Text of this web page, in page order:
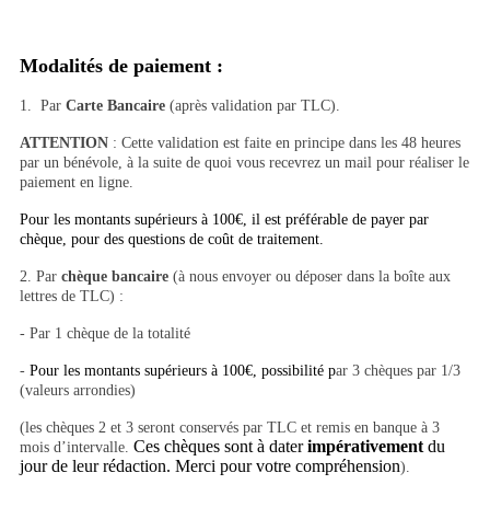
Modalités de paiement :
1. Par Carte Bancaire (après validation par TLC).
ATTENTION : Cette validation est faite en principe dans les 48 heures
par un bénévole, à la suite de quoi vous recevrez un mail pour réaliser le
paiement en ligne.
Pour les montants supérieurs à 100€, il est préférable de payer par
chèque, pour des questions de coût de traitement.
2. Par chèque bancaire (à nous envoyer ou déposer dans la boîte aux
lettres de TLC) :
- Par 1 chèque de la totalité
- Pour les montants supérieurs à 100€, possibilité par 3 chèques par 1/3
(valeurs arrondies)
(les chèques 2 et 3 seront conservés par TLC et remis en banque à 3
mois d’intervalle. Ces chèques sont à daterimpérativement du
jour de leur rédaction. Merci pour votre compréhension).